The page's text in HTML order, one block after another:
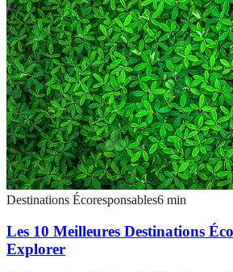
Destinations Écoresponsables6 min
Les 10 Meilleures Destinations
Explorer